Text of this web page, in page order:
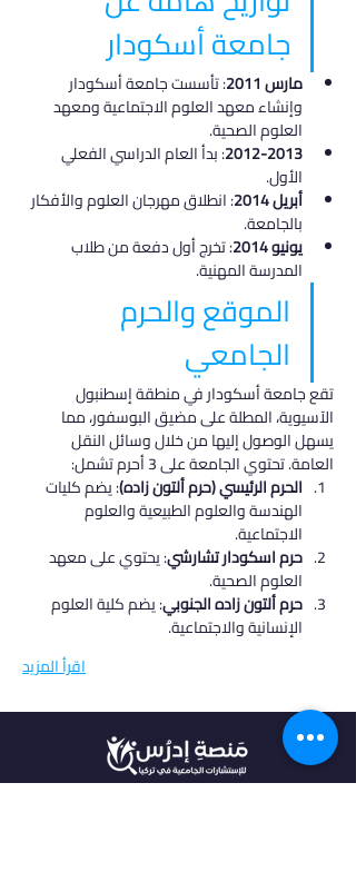
جامعة أسكودار
مارس 2011
: تأسست جامعة أسكودار
وإنشاء معهد العلوم الاجتماعية ومعهد
العلوم الصحية.
2012-2013: بدأ العام الدراسي الفعلي
الأول.
أبريل 2014
: انطلاق مهرجان العلوم والأفكار
بالجامعة.
يونيو 2014
: تخرج أول دفعة من طلاب
المدرسة المهنية.
الموقع والحرم
الجامعي
تقع جامعة أسكودار في منطقة إسطنبول
الآسيوية، المطلة على مضيق البوسفور، مما
يسهل الوصول إليها من خلال وسائل النقل
العامة. تحتوي الجامعة على 3 أحرم تشمل:
الحرم الرئيسي (حرم ألتون زاده): يضم كليات
الهندسة والعلوم الطبيعية والعلوم
الاجتماعية.
حرم اسكودار تشارشي: يحتوي على معهد
العلوم الصحية.
حرم ألتون زاده الجنوبي: يضم كلية العلوم
الإنسانية والاجتماعية.
اقرأ المزيد